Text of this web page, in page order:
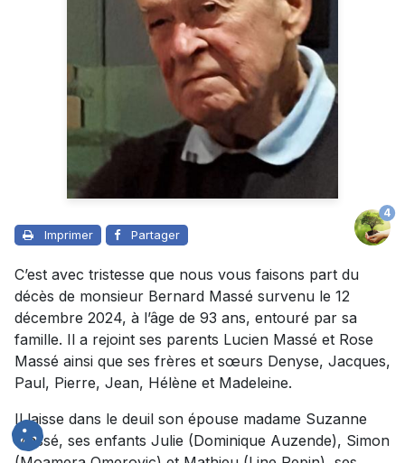
Imprimer Partager
4
C’est avec tristesse que nous vous faisons part du
décès de monsieur Bernard Massé survenu le 12
décembre 2024, à l’âge de 93 ans, entouré par sa
famille. Il a rejoint ses parents Lucien Massé et Rose
Massé ainsi que ses frères et sœurs Denyse, Jacques,
Paul, Pierre, Jean, Hélène et Madeleine.
Il laisse dans le deuil son épouse madame Suzanne
Massé, ses enfants Julie (Dominique Auzende), Simon